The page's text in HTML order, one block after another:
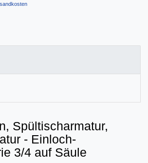
Spültischarmatur,
- Einloch-
3/4 auf Säule